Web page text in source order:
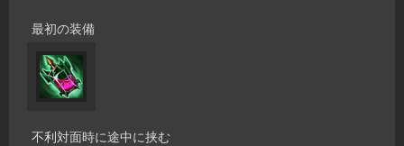
最初の装備
不利対面時に途中に挟む